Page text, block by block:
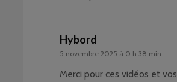
Hybord
5 novembre 2025 à 0 h 38 min
Merci pour ces vidéos et vos